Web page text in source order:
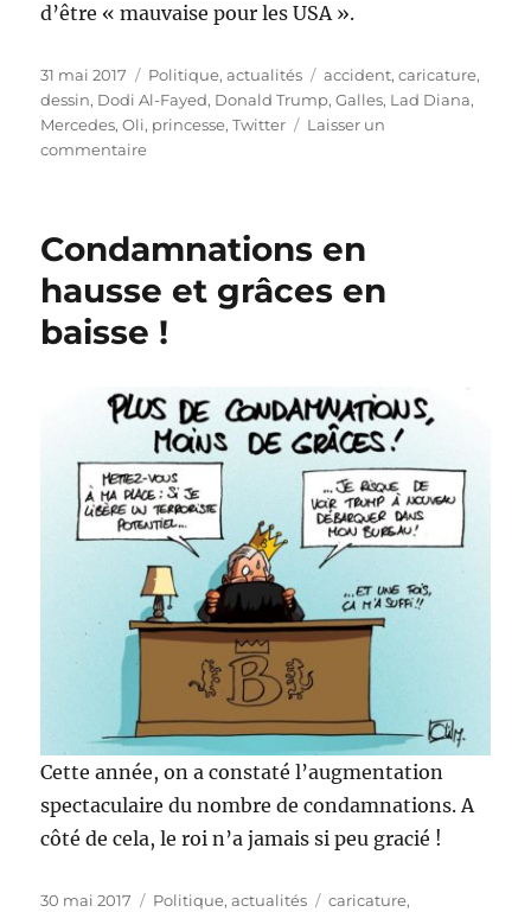
d’être « mauvaise pour les USA ».
Publié
le
31 mai 2017 Catégories
Politique, actualités Étiquettes
accident,caricature,
dessin, Dodi Al-Fayed, Donald Trump,Galles, Lad Diana,
Mercedes,Oli, princesse,Twitter
Laisser un
commentairesur
la
était
déjà
déclassée
Condamnations en
hausse et grâces en
baisse !
Cette année, on a constaté l’augmentation
spectaculaire du nombre de condamnations. A
côté de cela, le roi n’a jamais si peu gracié !
Publié
30 mai 2017 Catégories
Politique, actualités Étiquettes
caricature,